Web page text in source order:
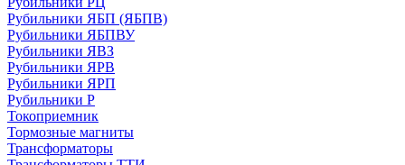
Рубильники ЯБП (ЯБПВ)
Рубильники ЯБПВУ
Рубильники ЯВЗ
Рубильники ЯРВ
Рубильники ЯРП
Рубильники Р
Токоприемник
Тормозные магниты
Трансформаторы